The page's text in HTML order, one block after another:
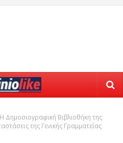
Η Δημοσιογραφική Βιβλιοθήκη της
της Γενικής Γραμματείας